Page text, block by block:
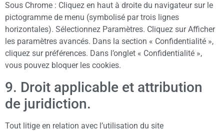
Sous Chrome : Cliquez en haut à droite du navigateur sur le
pictogramme de menu (symbolisé par trois lignes
horizontales). Sélectionnez Paramètres. Cliquez sur Afficher
les paramètres avancés. Dans la section « Confidentialité »,
cliquez sur préférences. Dans l’onglet « Confidentialité »,
vous pouvez bloquer les cookies.
9. Droit applicable et attribution
de juridiction.
Tout litige en relation avec l’utilisation du site